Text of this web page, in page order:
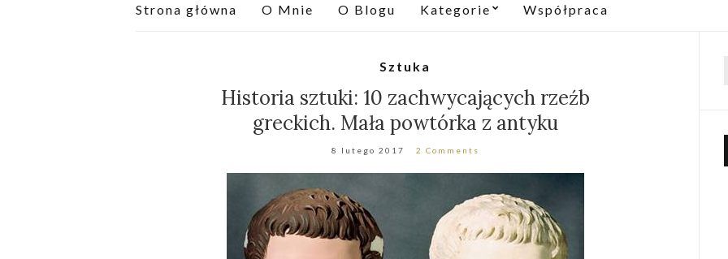
Strona główna O Mnie O Blogu Kategorie Współpraca
Sztuka
Historia sztuki: 10 zachwycających rzeźb
greckich. Mała powtórka z antyku
8 lutego 2017 2 Comments